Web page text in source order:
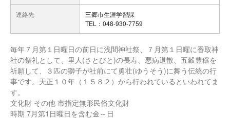
連絡先
三郷市生涯学習課
TEL：048-930-7759
毎年７月第１日曜日の前日に浅間神社祭、７月第１日曜に香取神
社の祭礼として、里人(さとびと)の長寿、悪病退散、五穀豊穣を
祈願して、３匹の獅子が社前にて勇壮(ゆうそう)に舞う伝統の行
事です。天正１０年（１５８２）から行われているといわれてま
す。
文化財 その他 市指定無形民俗文化財
時期 7月第1日曜日を含む金～日